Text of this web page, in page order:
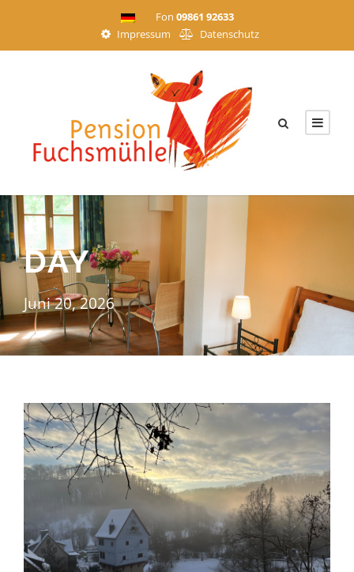
Fon 09861 92633
Impressum
Datenschutz
DAY
Juni 20, 2026